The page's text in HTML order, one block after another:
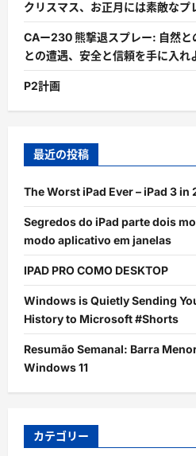
クリスマス、お正月には素敵なプ
CAー230 熊撃退スプレー: 自然
との遭遇、安全と信頼を手に入れ
P2計画
最近の投稿
The Worst iPad Ever – iPad 3 in
Segredos do iPad parte dois
modo aplicativo em janelas
IPAD PRO COMO DESKTOP
Windows is Quietly Sending
History to Microsoft #Shorts
Resumão Semanal: Barra
Windows 11
カテゴリー